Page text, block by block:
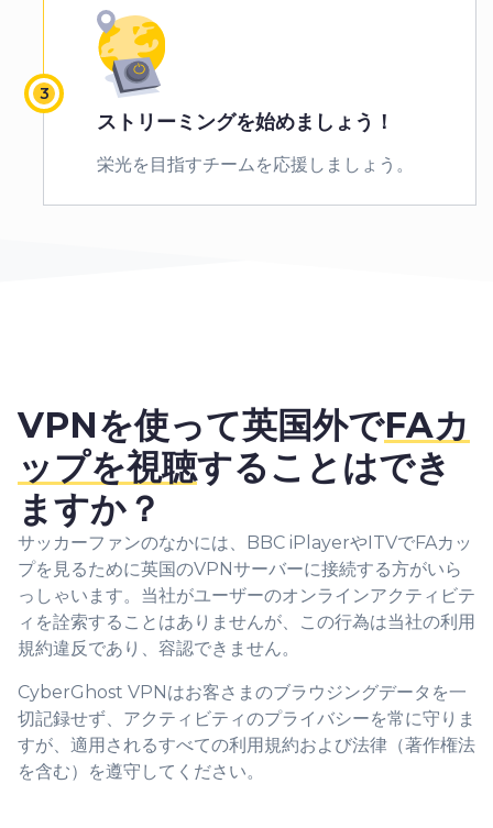
ストリーミングを始めましょう！
栄光を目指すチームを応援しましょう。
VPNを使って英国外でFAカ
ップを視聴することはでき
ますか？
サッカーファンのなかには、BBC iPlayerやITVでFAカッ
プを見るために英国のVPNサーバーに接続する方がいら
っしゃいます。当社がユーザーのオンラインアクティビテ
ィを詮索することはありませんが、この行為は当社の利用
規約違反であり、容認できません。
CyberGhost VPNはお客さまのブラウジングデータを一
切記録せず、アクティビティのプライバシーを常に守りま
すが、適用されるすべての利用規約および法律（著作権法
を含む）を遵守してください。